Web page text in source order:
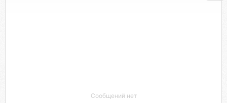
Сообщений нет